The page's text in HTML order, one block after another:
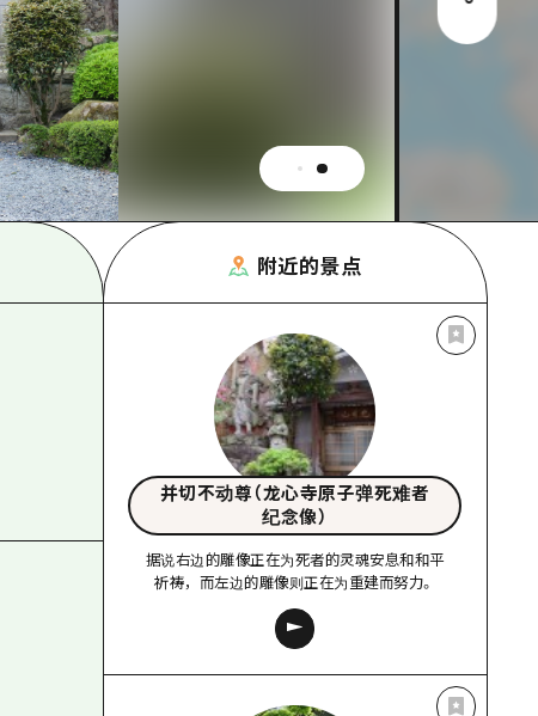
附近的景点
并切不动尊（龙心寺原子弹死难者
纪念像）
据说右边的雕像正在为死者的灵魂安息和和平
祈祷，而左边的雕像则正在为重建而努力。